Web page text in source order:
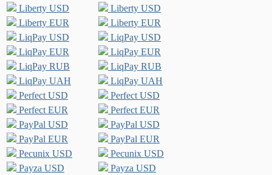
Liberty USD
Liberty USD
Liberty EUR
Liberty EUR
LiqPay USD
LiqPay USD
LiqPay EUR
LiqPay EUR
LiqPay RUB
LiqPay RUB
LiqPay UAH
LiqPay UAH
Perfect USD
Perfect USD
Perfect EUR
Perfect EUR
PayPal USD
PayPal USD
PayPal EUR
PayPal EUR
Pecunix USD
Pecunix USD
Payza USD
Payza USD